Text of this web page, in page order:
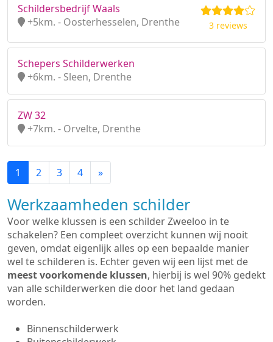
Schildersbedrijf Waals
+5km. - Oosterhesselen, Drenthe
3 reviews
Schepers Schilderwerken
+6km. - Sleen, Drenthe
ZW 32
+7km. - Orvelte, Drenthe
1 2 3 4 »
Werkzaamheden schilder
Voor welke klussen is een schilder Zweeloo in te
schakelen? Een compleet overzicht kunnen wij nooit
geven, omdat eigenlijk alles op een bepaalde manier
wel te schilderen is. Echter geven wij een lijst met de
meest voorkomende klussen, hierbij is wel 90% gedekt
van alle schilderwerken die door het land gedaan
worden.
Binnenschilderwerk